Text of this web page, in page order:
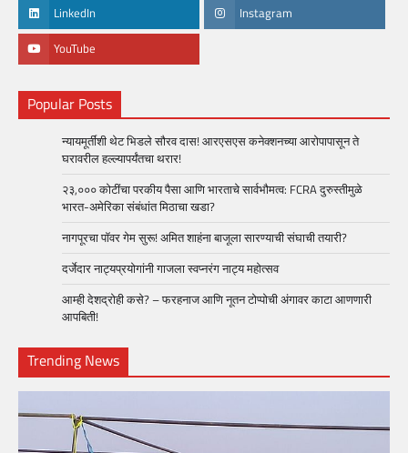
LinkedIn Instagram
YouTube
Popular Posts
न्यायमूर्तींशी थेट भिडले सौरव दास! आरएसएस कनेक्शनच्या आरोपापासून ते
घरावरील हल्ल्यापर्यंतचा थरार!
२३,००० कोटींचा परकीय पैसा आणि भारताचे सार्वभौमत्व: FCRA दुरुस्तीमुळे
भारत-अमेरिका संबंधांत मिठाचा खडा?
नागपूरचा पॉवर गेम सुरू! अमित शाहंना बाजूला सारण्याची संघाची तयारी?
दर्जेदार नाट्यप्रयोगांनी गाजला स्वप्नरंग नाट्य महोत्सव
आम्ही देशद्रोही कसे? – फरहनाज आणि नूतन टोप्पोची अंगावर काटा आणणारी
आपबिती!
Trending News